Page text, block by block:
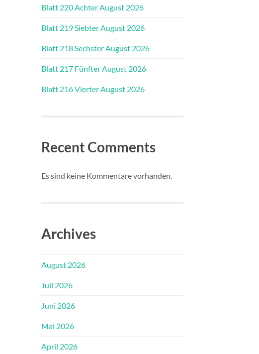
Blatt 220 Achter August 2026
Blatt 219 Siebter August 2026
Blatt 218 Sechster August 2026
Blatt 217 Fünfter August 2026
Blatt 216 Vierter August 2026
Recent Comments
Es sind keine Kommentare vorhanden.
Archives
August 2026
Juli 2026
Juni 2026
Mai 2026
April 2026